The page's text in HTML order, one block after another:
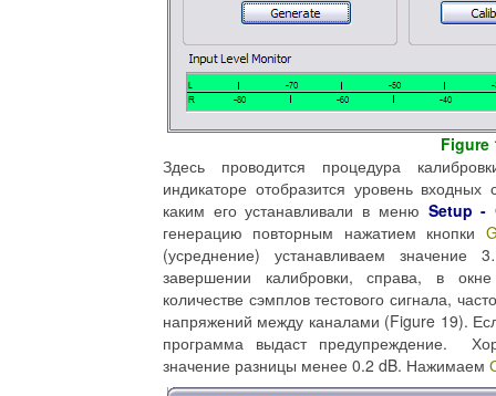
Figure
Здесь проводится процедура
индикаторе отобразится уровень
каким его устанавливали в меню Setup -
генерацию повторным нажатием кнопки
(усреднение) устанавливаем
завершении калибровки, справа, в
количестве сэмплов тестового сигнала,
напряжений между каналами (Figure 19).
программа выдаст предупреждение.
значение разницы менее 0.2 dB. Нажимаем